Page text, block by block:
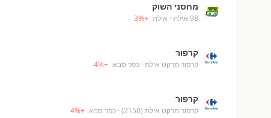
מחסני השוק
98 אילת · אילת +
3%
קרפור
קרפור מרקט אילת · כפר סבא +
4%
קרפור
קרפור מרקט אילת (2150) · כפר סבא +
4%